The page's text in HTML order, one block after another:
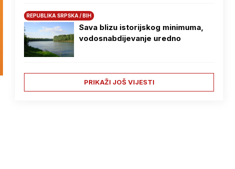
REPUBLIKA SRPSKA / BIH
Sava blizu istorijskog minimuma,
vodosnabdijevanje uredno
PRIKAŽI JOŠ VIJESTI